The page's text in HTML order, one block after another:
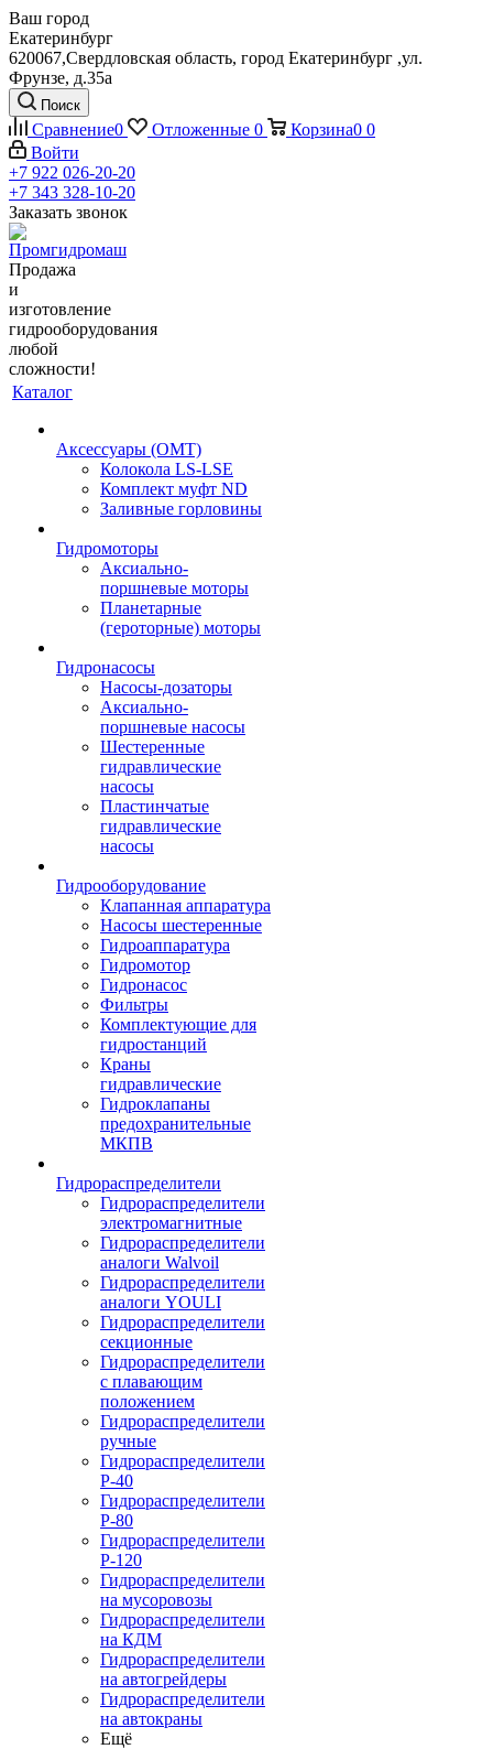
Ваш город
Екатеринбург
620067,Свердловская область, город Екатеринбург ,ул.
Фрунзе, д.35а
Поиск
Сравнение0 Отложенные 0 Корзина0 0
Войти
+7 922 026-20-20
+7 343 328-10-20
Заказать звонок
Продажа
и
изготовление
гидрооборудования
любой
сложности!
Каталог
Аксессуары (OMT)
Колокола LS-LSE
Комплект муфт ND
Заливные горловины
Гидромоторы
Аксиально-
поршневые моторы
Планетарные
(героторные) моторы
Гидронасосы
Насосы-дозаторы
Аксиально-
поршневые насосы
Шестеренные
гидравлические
насосы
Пластинчатые
гидравлические
насосы
Гидрооборудование
Клапанная аппаратура
Насосы шестеренные
Гидроаппаратура
Гидромотор
Гидронасос
Фильтры
Комплектующие для
гидростанций
Краны
гидравлические
Гидроклапаны
предохранительные
МКПВ
Гидрораспределители
Гидрораспределители
электромагнитные
Гидрораспределители
аналоги Walvoil
Гидрораспределители
аналоги YOULI
Гидрораспределители
секционные
Гидрораспределители
с плавающим
положением
Гидрораспределители
ручные
Гидрораспределители
Р-40
Гидрораспределители
Р-80
Гидрораспределители
Р-120
Гидрораспределители
на мусоровозы
Гидрораспределители
на КДМ
Гидрораспределители
на автогрейдеры
Гидрораспределители
на автокраны
Ещё